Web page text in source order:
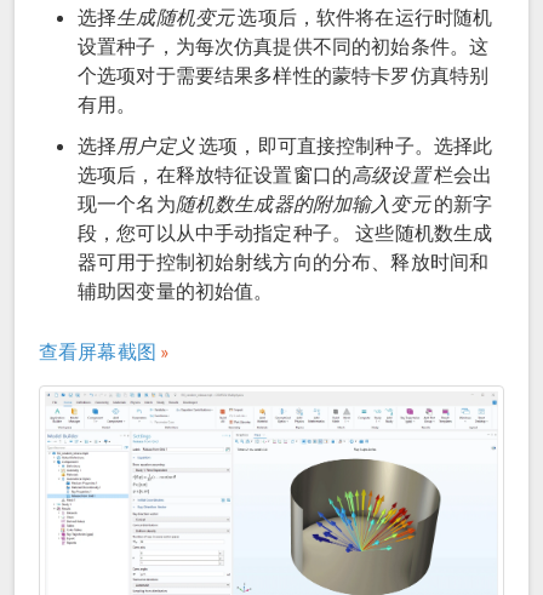
选择生成随机变元选项后，软件将在运行时随机
设置种子，为每次仿真提供不同的初始条件。这
个选项对于需要结果多样性的蒙特卡罗仿真特别
有用。
选择 用户定义选项，即可直接控制种子。选择此
选项后，在释放特征设置窗口的高级设置栏会出
现一个名为随机数生成器的附加输入变元的新字
段，您可以从中手动指定种子。 这些随机数生成
器可用于控制初始射线方向的分布、释放时间和
辅助因变量的初始值。
查看屏幕截图